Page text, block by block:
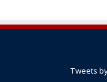
Tweets